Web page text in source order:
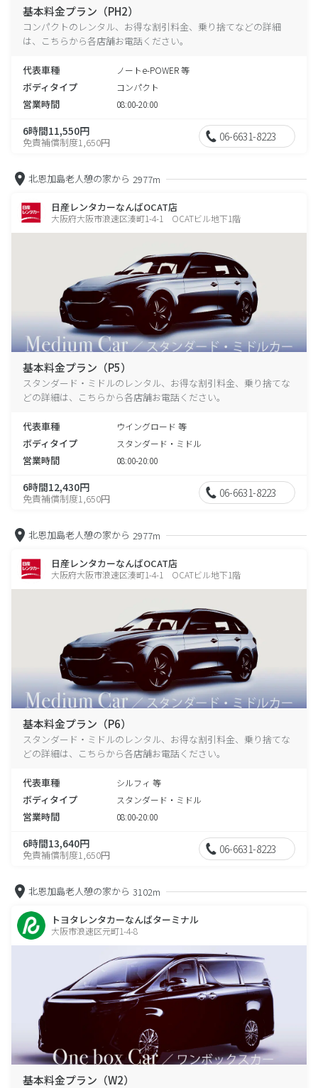
基本料金プラン（PH2）
コンパクトのレンタル、お得な割引料金、乗り捨てなどの詳細
は、こちらから各店舗お電話ください。
代表車種 ノートe-POWER 等
ボディタイプ コンパクト
営業時間 08:00-20:00
6時間11,550円
免責補償制度1,650円 06-6631-8223
北恩加島老人憩の家から 2977m
日産レンタカーなんばOCAT店
大阪府大阪市浪速区湊町1-4-1 OCATビル地下1階
基本料金プラン（P5）
スタンダード・ミドルのレンタル、お得な割引料金、乗り捨てな
どの詳細は、こちらから各店舗お電話ください。
代表車種 ウイングロード 等
ボディタイプ スタンダード・ミドル
営業時間 08:00-20:00
6時間12,430円
免責補償制度1,650円 06-6631-8223
北恩加島老人憩の家から 2977m
日産レンタカーなんばOCAT店
大阪府大阪市浪速区湊町1-4-1 OCATビル地下1階
基本料金プラン（P6）
スタンダード・ミドルのレンタル、お得な割引料金、乗り捨てな
どの詳細は、こちらから各店舗お電話ください。
代表車種 シルフィ 等
ボディタイプ スタンダード・ミドル
営業時間 08:00-20:00
6時間13,640円
免責補償制度1,650円 06-6631-8223
北恩加島老人憩の家から 3102m
トヨタレンタカーなんばターミナル
大阪市浪速区元町1-4-8
基本料金プラン（W2）